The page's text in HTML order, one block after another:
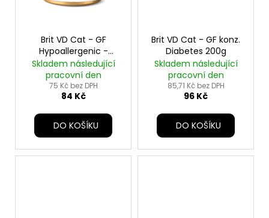
Brit VD Cat - GF
Hypoallergenic -
konzerva - 200g
Skladem následující
pracovní den
75 Kč bez DPH
84 Kč
DO KOŠÍKU
Brit VD Cat - GF konz.
Diabetes 200g
Skladem následující
pracovní den
85,71 Kč bez DPH
96 Kč
DO KOŠÍKU